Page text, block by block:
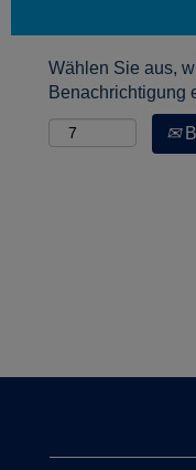
Wählen Sie aus,
Benachrichtigung